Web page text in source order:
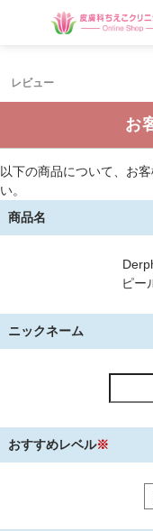
レビュー
お
以下の商品について、お
い。
商品名
ピー
ニックネーム
おすすめレベル※